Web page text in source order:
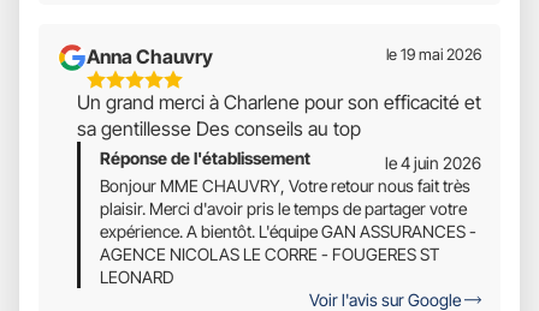
Anna Chauvry
5
Étoiles
Sur
le 19 mai 2026
Un grand merci à Charlene pour son efficacité et
sa gentillesse Des conseils au top
Réponse de l'établissement
le 4 juin 2026
Bonjour MME CHAUVRY, Votre retour nous fait très
plaisir. Merci d'avoir pris le temps de partager votre
expérience. A bientôt. L'équipe GAN ASSURANCES -
AGENCE NICOLAS LE CORRE - FOUGERES ST
LEONARD
Voir l'avis sur Google